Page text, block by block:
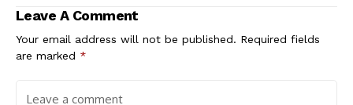
Leave A Comment
Your email address will not be published. Required fields
are marked *